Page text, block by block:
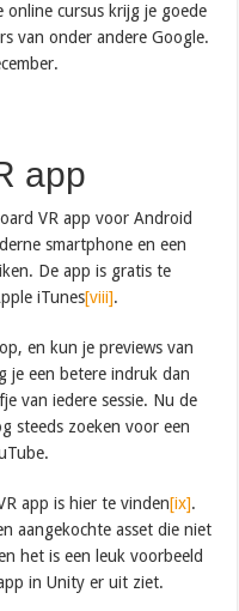
online cursus krijg je goede
van onder andere Google.
app
VR app voor Android
smartphone en een
De app is gratis te
iTunes[viii].
en kun je previews van
je een betere indruk dan
van iedere sessie. Nu de
steeds zoeken voor een
app is hier te vinden[ix].
aangekochte asset die niet
het is een leuk voorbeeld
in Unity er uit ziet.